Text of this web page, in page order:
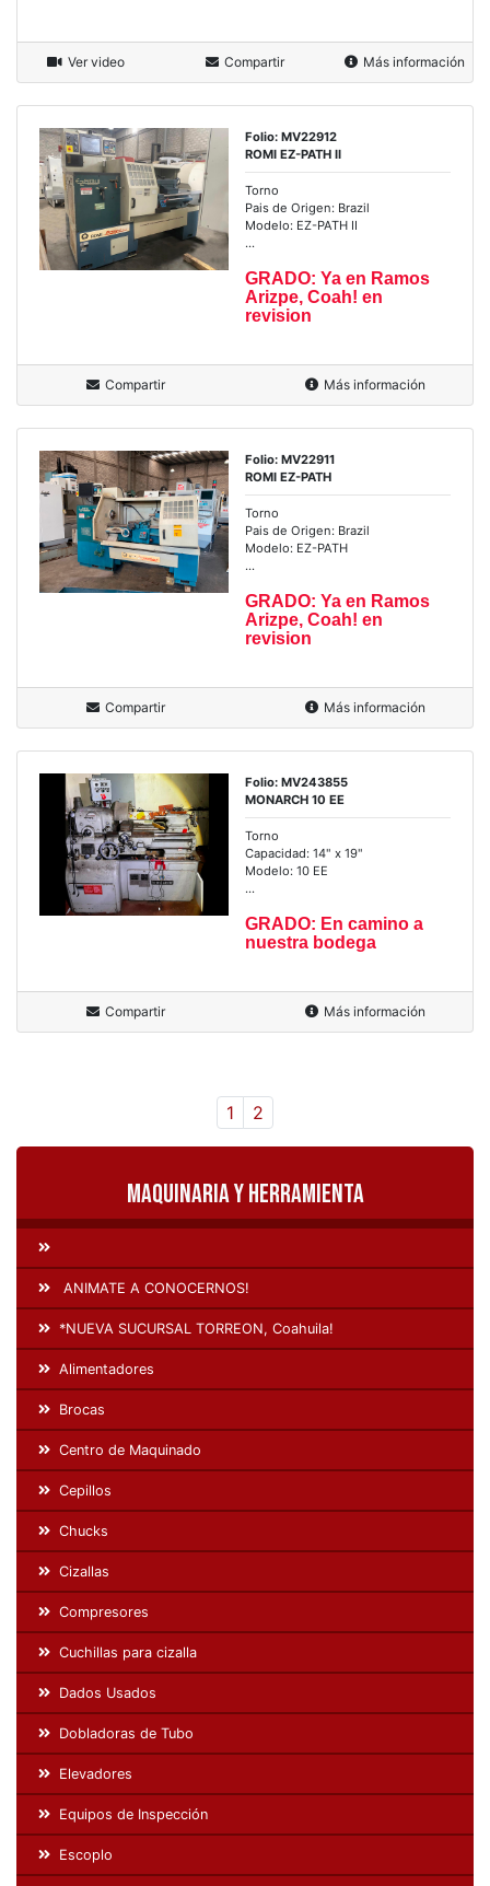
Ver video Compartir Más información
Folio: MV22912
ROMI EZ-PATH II
Torno
Pais de Origen: Brazil
Modelo: EZ-PATH II
...
GRADO: Ya en Ramos
Arizpe, Coah! en
revision
Compartir Más información
Folio: MV22911
ROMI EZ-PATH
Torno
Pais de Origen: Brazil
Modelo: EZ-PATH
...
GRADO: Ya en Ramos
Arizpe, Coah! en
revision
Compartir Más información
Folio: MV243855
MONARCH 10 EE
Torno
Capacidad: 14" x 19"
Modelo: 10 EE
...
GRADO: En camino a
nuestra bodega
Compartir Más información
1 2
Maquinaria y Herramienta
ANIMATE A CONOCERNOS!
*NUEVA SUCURSAL TORREON, Coahuila!
Alimentadores
Brocas
Centro de Maquinado
Cepillos
Chucks
Cizallas
Compresores
Cuchillas para cizalla
Dados Usados
Dobladoras de Tubo
Elevadores
Equipos de Inspección
Escoplo